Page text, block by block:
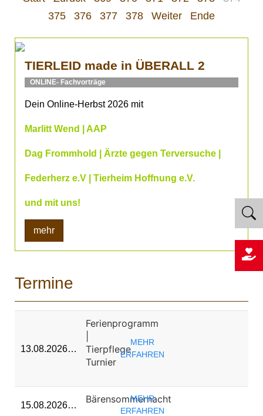
375
376 377 378 Weiter Ende
TIERLEID made in ÜBERALL 2
ONLINE- Fachvorträge
Dein Online-Herbst 2026 mit
Marlitt Wend | AAP
Dag Frommhold | Ärzte gegen Terversuche |
Federherz e.V | Tierheim Hoffnung e.V.
und mit uns!
mehr
Termine
13.08.2026…
Ferienprogramm
Tierpflege
Turnier
MEHR
ERFAHREN
15.08.2026… Bärensommernacht
MEHR
ERFAHREN